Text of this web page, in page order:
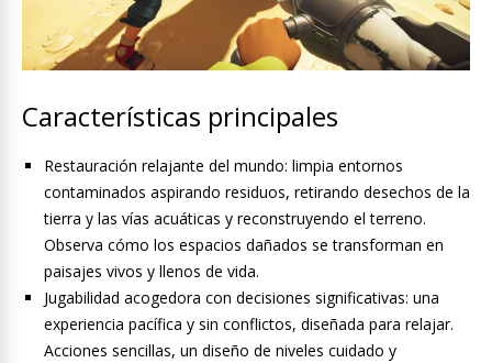
Características principales
Restauración relajante del mundo: limpia entornos
contaminados aspirando residuos, retirando desechos de la
tierra y las vías acuáticas y reconstruyendo el terreno.
Observa cómo los espacios dañados se transforman en
paisajes vivos y llenos de vida.
Jugabilidad acogedora con decisiones significativas: una
experiencia pacífica y sin conflictos, diseñada para relajar.
Acciones sencillas, un diseño de niveles cuidado y